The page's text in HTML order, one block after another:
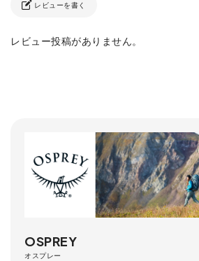
レビューを書く
レビュー投稿がありません。
OSPREY
オスプレー